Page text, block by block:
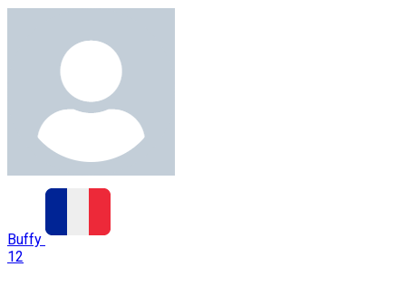
Buffy
12